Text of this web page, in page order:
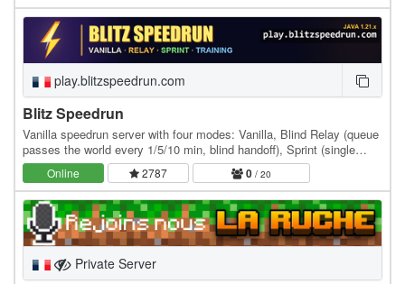
play.blitzspeedrun.com
Blitz Speedrun
Vanilla speedrun server with four modes: Vanilla, Blind Relay (queue
passes the world every 1/5/10 min, blind handoff), Sprint (single
objective, daily/weekly/random +…
Online 2787 0 / 20
Private Server